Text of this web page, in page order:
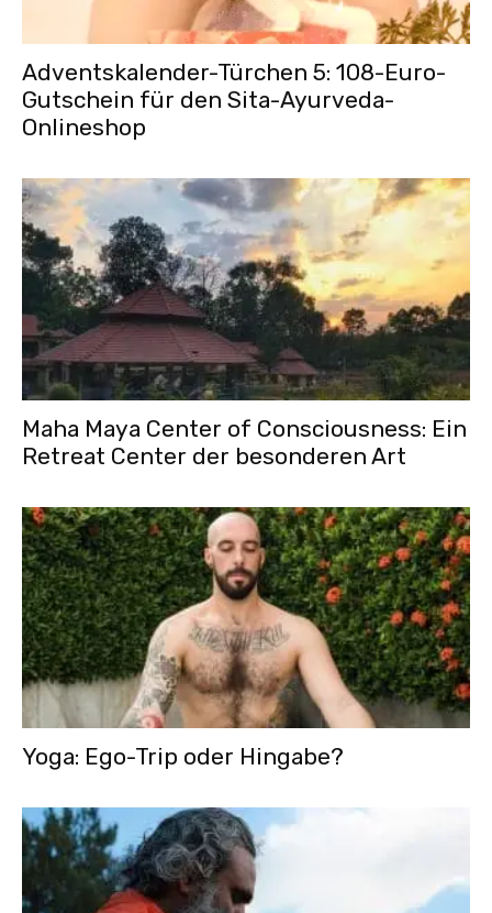
Adventskalender-Türchen 5: 108-Euro-
Gutschein für den Sita-Ayurveda-
Onlineshop
Maha Maya Center of Consciousness: Ein
Retreat Center der besonderen Art
Yoga: Ego-Trip oder Hingabe?